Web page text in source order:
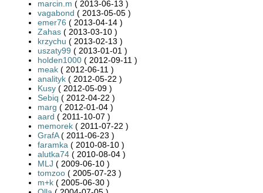
marcin.m ( 2013-06-13 )
vagabond ( 2013-05-05 )
emer76 ( 2013-04-14 )
Zahas ( 2013-03-10 )
krzychu ( 2013-02-13 )
uszaty99 ( 2013-01-01 )
holden1000 ( 2012-09-11 )
meak ( 2012-06-11 )
analityk ( 2012-05-22 )
Kusy ( 2012-05-09 )
Sebiq ( 2012-04-22 )
marg ( 2012-01-04 )
aard ( 2011-10-07 )
memorek ( 2011-07-22 )
GrafA( 2011-06-23 )
faramka ( 2010-08-10 )
alutka74 ( 2010-08-04 )
MLJ ( 2009-06-10 )
tomzoo ( 2005-07-23 )
m+k ( 2005-06-30 )